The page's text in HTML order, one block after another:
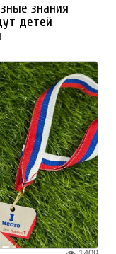
знания
детей